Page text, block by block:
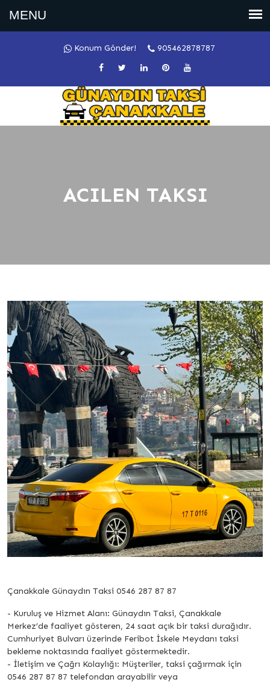
Konum Gönder! 905462878787
ACILEN TAKSI
Çanakkale Günaydın Taksi 0546 287 87 87
- Kuruluş ve Hizmet Alanı: Günaydın Taksi, Çanakkale
Merkez’de faaliyet gösteren, 24 saat açık bir taksi durağıdır.
Cumhuriyet Bulvarı üzerinde Feribot İskele Meydanı taksi
bekleme noktasında faaliyet göstermektedir.
- İletişim ve Çağrı Kolaylığı: Müşteriler, taksi çağırmak için
0546 287 87 87 telefondan arayabilir veya